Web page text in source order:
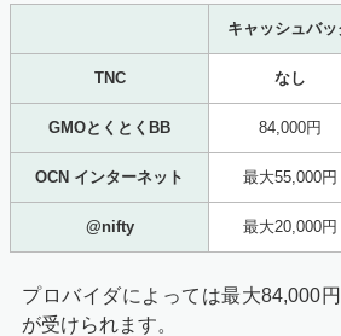
キャッシュバッ
TNC なし
GMOとくとくBB 84,000円
OCN インターネット 最大55,000円
@nifty 最大20,000円
プロバイダによっては最大84,000
が受けられます。